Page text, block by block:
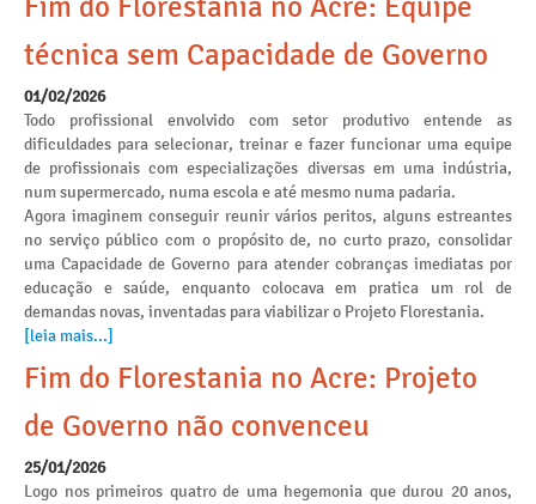
Fim do Florestania no Acre: Equipe
técnica sem Capacidade de Governo
01/02/2026
Todo profissional envolvido com setor produtivo entende as
dificuldades para selecionar, treinar e fazer funcionar uma equipe
de profissionais com especializações diversas em uma indústria,
num supermercado, numa escola e até mesmo numa padaria.
Agora imaginem conseguir reunir vários peritos, alguns estreantes
no serviço público com o propósito de, no curto prazo, consolidar
uma Capacidade de Governo para atender cobranças imediatas por
educação e saúde, enquanto colocava em pratica um rol de
demandas novas, inventadas para viabilizar o Projeto Florestania.
[leia mais...]
Fim do Florestania no Acre: Projeto
de Governo não convenceu
25/01/2026
Logo nos primeiros quatro de uma hegemonia que durou 20 anos,